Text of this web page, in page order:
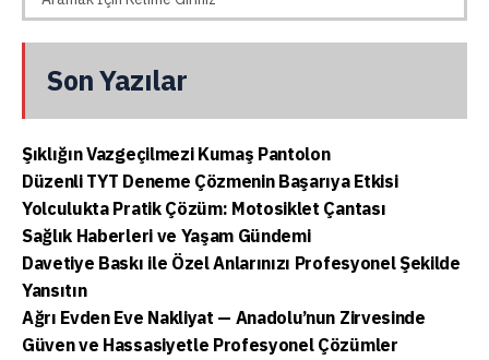
Son Yazılar
Şıklığın Vazgeçilmezi Kumaş Pantolon
Düzenli TYT Deneme Çözmenin Başarıya Etkisi
Yolculukta Pratik Çözüm: Motosiklet Çantası
Sağlık Haberleri ve Yaşam Gündemi
Davetiye Baskı ile Özel Anlarınızı Profesyonel Şekilde
Yansıtın
Ağrı Evden Eve Nakliyat — Anadolu’nun Zirvesinde
Güven ve Hassasiyetle Profesyonel Çözümler